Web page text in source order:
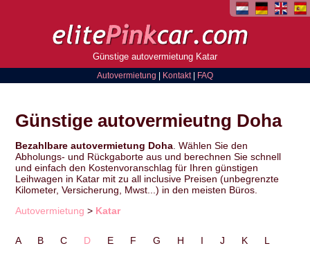
Günstige autovermietung Katar
Autovermietung
Kontakt| FAQ
Günstige autovermieutng Doha
Bezahlbare autovermietung Doha . Wählen Sie den
Abholungs- und Rückgaborte aus und berechnen Sie schnell
und einfach den Kostenvoranschlag für Ihren günstigen
Leihwagen in Katar mit zu all inclusive Preisen (unbegrenzte
Kilometer, Versicherung, Mwst...) in den meisten Büros.
Autovermietung > Katar
A B C D E F G H I J K
L